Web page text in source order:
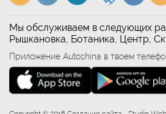
Мы обслуживаем в следующих
Рышкановка, Ботаника, Центр,
Приложение Autoshina в твоем